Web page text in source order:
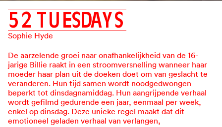
52 TUESDAYS
Sophie Hyde
De aarzelende groei naar onafhankelijkheid van de 16-
jarige Billie raakt in een stroomversnelling wanneer haar
moeder haar plan uit de doeken doet om van geslacht te
veranderen. Hun tijd samen wordt noodgedwongen
beperkt tot dinsdagnamiddag. Hun aangrijpende verhaal
wordt gefilmd gedurende een jaar, eenmaal per week,
enkel op dinsdag. Deze unieke regel maakt dat dit
emotioneel geladen verhaal van verlangen,